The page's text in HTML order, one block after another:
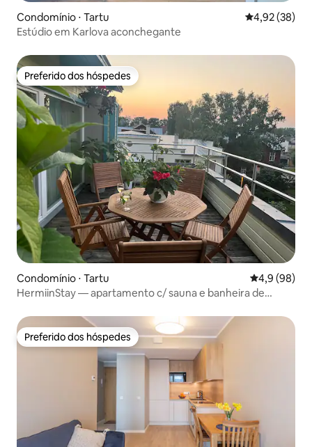
Condomínio ⋅ Tartu 4,92 de uma
4,92 (38)
Estúdio em Karlova aconchegante
Preferido dos hóspedes
Preferido dos hóspedes
Condomínio ⋅ Tartu 4,9 de uma
4,9 (98)
HermiinStay — apartamento c/ sauna e banheira de
Preferido dos hóspedes
Preferido dos hóspedes